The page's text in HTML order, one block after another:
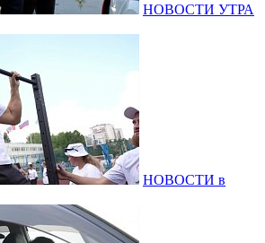
НОВОСТИ УТРА
НОВОСТИ в